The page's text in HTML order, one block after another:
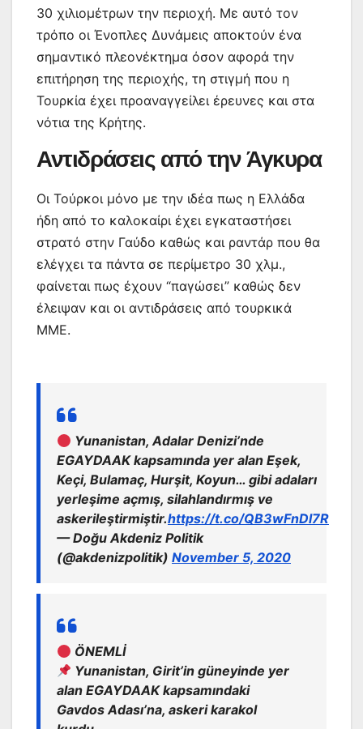
30 χιλιομέτρων την περιοχή. Με αυτό τον
τρόπο οι Ένοπλες Δυνάμεις αποκτούν ένα
σημαντικό πλεονέκτημα όσον αφορά την
επιτήρηση της περιοχής, τη στιγμή που η
Τουρκία έχει προαναγγείλει έρευνες και στα
νότια της Κρήτης.
Αντιδράσεις από την Άγκυρα
Οι Τούρκοι μόνο με την ιδέα πως η Ελλάδα
ήδη από το καλοκαίρι έχει εγκαταστήσει
στρατό στην Γαύδο καθώς και ραντάρ που θα
ελέγχει τα πάντα σε περίμετρο 30 χλμ.,
φαίνεται πως έχουν “παγώσει” καθώς δεν
έλειψαν και οι αντιδράσεις από τουρκικά
ΜΜΕ.
Yunanistan, Adalar Denizi’nde
EGAYDAAK kapsamında yer alan Eşek,
Keçi, Bulamaç, Hurşit, Koyun… gibi adaları
yerleşime açmış, silahlandırmış ve
askerileştirmiştir.https://t.co/QB3wFnDl7R
— Doğu Akdeniz Politik
(@akdenizpolitik) November 5, 2020
ÖNEMLİ
Yunanistan, Girit’in güneyinde yer
alan EGAYDAAK kapsamındaki
Gavdos Adası’na, askeri karakol